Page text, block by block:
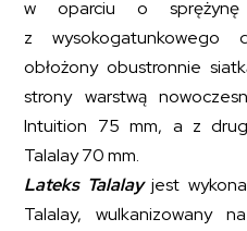
w oparciu o sprężynę
z wysokogatunkowego
obłożony obustronnie
strony warstwą
Intuition 75 mm, a z
Talalay 70 mm.
Lateks Talalayjest
Talalay, wulkanizowany